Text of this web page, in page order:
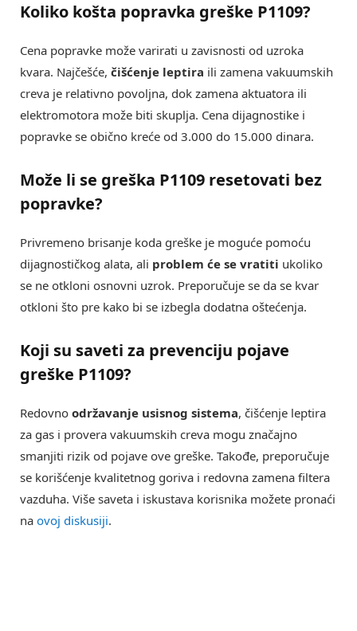
Koliko košta popravka greške P1109?
Cena popravke može varirati u zavisnosti od uzroka
kvara. Najčešće, čišćenje leptira ili zamena vakuumskih
creva je relativno povoljna, dok zamena aktuatora ili
elektromotora može biti skuplja. Cena dijagnostike i
popravke se obično kreće od 3.000 do 15.000 dinara.
Može li se greška P1109 resetovati bez
popravke?
Privremeno brisanje koda greške je moguće pomoću
dijagnostičkog alata, ali problem će se vratiti ukoliko
se ne otkloni osnovni uzrok. Preporučuje se da se kvar
otkloni što pre kako bi se izbegla dodatna oštećenja.
Koji su saveti za prevenciju pojave
greške P1109?
Redovno održavanje usisnog sistema, čišćenje leptira
za gas i provera vakuumskih creva mogu značajno
smanjiti rizik od pojave ove greške. Takođe, preporučuje
se korišćenje kvalitetnog goriva i redovna zamena filtera
vazduha. Više saveta i iskustava korisnika možete pronaći
na ovoj diskusiji.